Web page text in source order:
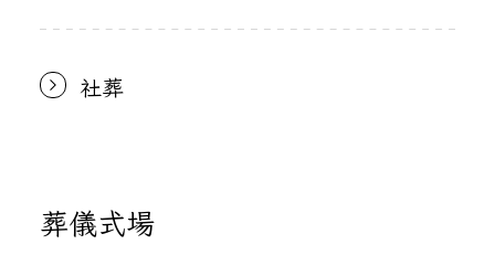
社葬
葬儀式場